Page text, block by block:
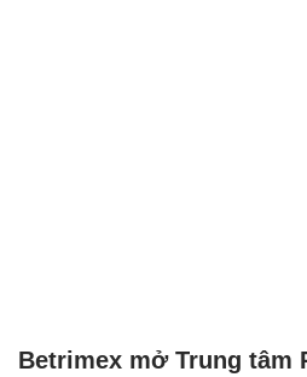
Betrimex mở Trung tâm